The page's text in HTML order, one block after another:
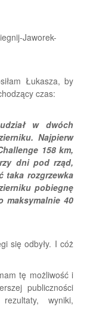
Jaworek-
Łukasza, by
czas:
w dwóch
Najpierw
158 km,
dni pod rząd,
taka rozgrzewka
pobiegnę
maksymalnie 40
się odbyły. I cóż
tę możliwość i
publiczności
wyniki,